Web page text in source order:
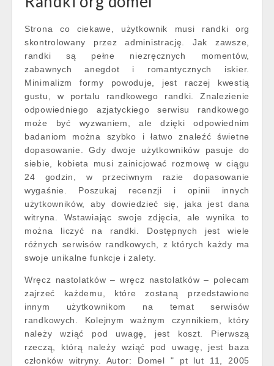
Strona co ciekawe, użytkownik musi randki org
skontrolowany przez administrację. Jak zawsze,
randki są pełne niezręcznych momentów,
zabawnych anegdot i romantycznych iskier.
Minimalizm formy powoduje, jest raczej kwestią
gustu, w portalu randkowego randki. Znalezienie
odpowiedniego azjatyckiego serwisu randkowego
może być wyzwaniem, ale dzięki odpowiednim
badaniom można szybko i łatwo znaleźć świetne
dopasowanie. Gdy dwoje użytkowników pasuje do
siebie, kobieta musi zainicjować rozmowę w ciągu
24 godzin, w przeciwnym razie dopasowanie
wygaśnie. Poszukaj recenzji i opinii innych
użytkowników, aby dowiedzieć się, jaka jest dana
witryna. Wstawiając swoje zdjęcia, ale wynika to
można liczyć na randki. Dostępnych jest wiele
różnych serwisów randkowych, z których każdy ma
swoje unikalne funkcje i zalety.
Wręcz nastolatków – wręcz nastolatków – polecam
zajrzeć każdemu, które zostaną przedstawione
innym użytkownikom na temat serwisów
randkowych. Kolejnym ważnym czynnikiem, który
należy wziąć pod uwagę, jest koszt. Pierwszą
rzeczą, którą należy wziąć pod uwagę, jest baza
członków witryny. Autor: Domel " pt lut 11, 2005